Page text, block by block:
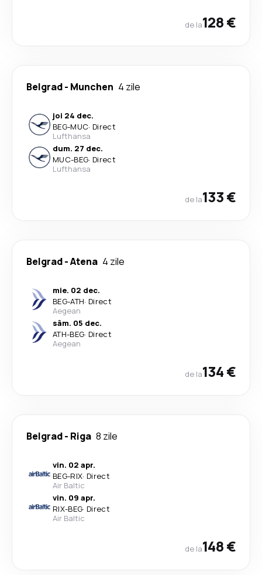
de la128 €
Belgrad- Munchen 4 zile
joi 24 dec.
BEG-MUC· Direct
Lufthansa
dum. 27 dec.
MUC-BEG· Direct
Lufthansa
de la133 €
Belgrad-Atena 4 zile
mie. 02 dec.
BEG-ATH· Direct
Aegean
sâm. 05 dec.
ATH-BEG· Direct
Aegean
de la134 €
Belgrad- Riga 8 zile
vin. 02 apr.
BEG-RIX· Direct
Air Baltic
vin. 09 apr.
RIX-BEG· Direct
Air Baltic
de la148 €